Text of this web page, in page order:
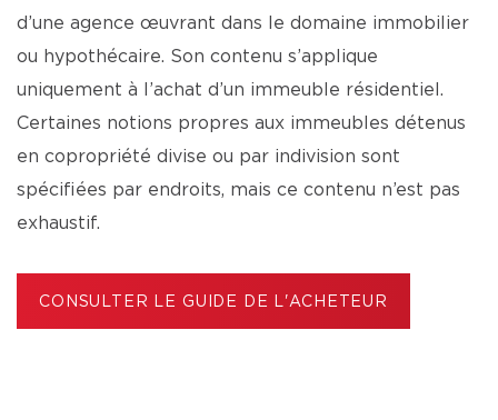
d’une agence œuvrant dans le domaine immobilier
ou hypothécaire. Son contenu s’applique
uniquement à l’achat d’un immeuble résidentiel.
Certaines notions propres aux immeubles détenus
en copropriété divise ou par indivision sont
spécifiées par endroits, mais ce contenu n’est pas
exhaustif.
CONSULTER LE GUIDE DE L'ACHETEUR